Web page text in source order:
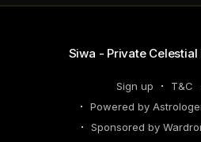
Siwa - Private Celestial
Sign up T&C
Powered by
Sponsored by